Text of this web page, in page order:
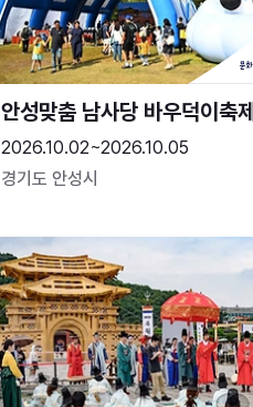
안성맞춤 남사당 바우덕이축제
2026.10.02~2026.10.05
경기도 안성시